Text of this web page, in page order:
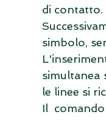
di contatto.
simbolo,
simultanea
le linee si
Il